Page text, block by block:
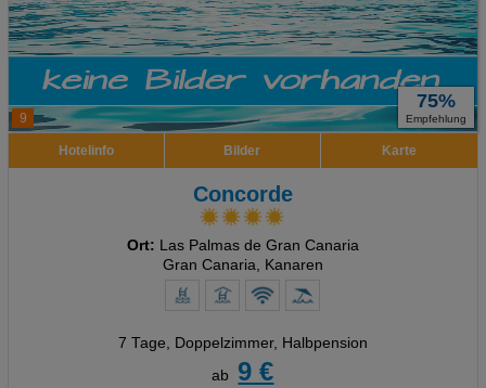
9
75%
Empfehlung
Hotelinfo Bilder Karte
Concorde
Ort: Las Palmas de Gran Canaria
Gran Canaria, Kanaren
7 Tage, Doppelzimmer, Halbpension
ab
9 €